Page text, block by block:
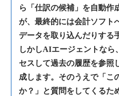
ら「仕訳の候補」を自動作
が、最終的には会計ソフト
データを取り込んだりする
しかしAIエージェントなら
セスして過去の履歴を参照
成します。そのうえで「こ
か？」と質問をしてくるた